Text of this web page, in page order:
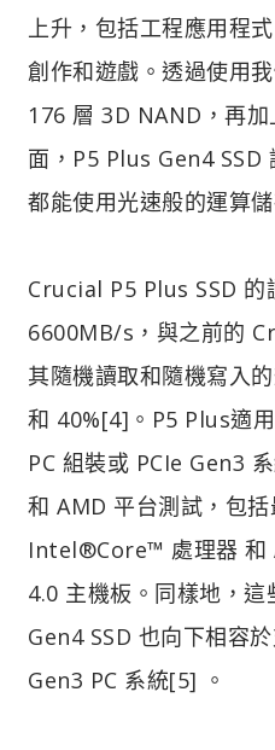
上升，包括工程應用程
創作和遊戲。透過使用
176 層 3D NAND，再
面，P5 Plus Gen4 SSD
都能使用光速般的運算儲
Crucial P5 Plus SSD 的
6600MB/s，與之前的
其隨機讀取和隨機寫入
和 40%[4]。P5 Plus適
PC 組裝或 PCIe Gen3
和 AMD 平台測試，包
Intel®Core™ 處理器 和
4.0 主機板。同樣地，
Gen4 SSD 也向下相容
Gen3 PC 系統[5] 。